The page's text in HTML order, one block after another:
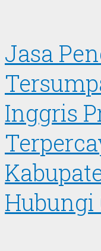
Jasa
Inggris
Hubungi